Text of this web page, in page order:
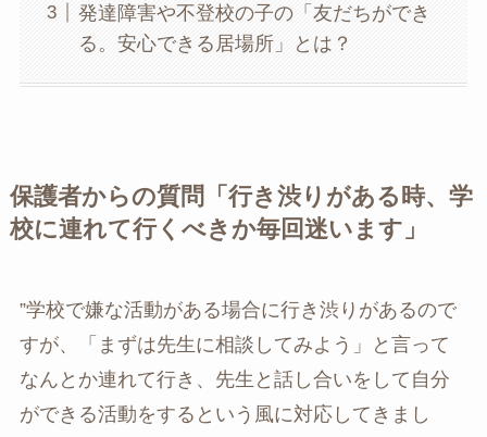
発達障害や不登校の子の「友だちができ
る。安心できる居場所」とは？
保護者からの質問「行き渋りがある時、学
校に連れて行くべきか毎回迷います」
”学校で嫌な活動がある場合に行き渋りがあるので
すが、「まずは先生に相談してみよう」と言って
なんとか連れて行き、先生と話し合いをして自分
ができる活動をするという風に対応してきまし